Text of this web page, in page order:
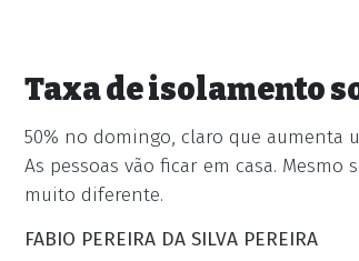
Taxa de isolamento
50% no domingo, claro que aumenta
As pessoas vão ficar em casa.
muito diferente.
FABIO PEREIRA DA SILVA PEREIRA